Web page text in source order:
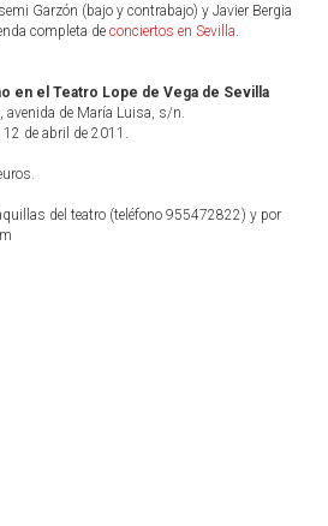
Garzón (bajo y contrabajo) y Javier Bergia
completa de conciertos en Sevilla.
en el Teatro Lope de Vega de Sevilla
avenida de María Luisa, s/n.
de abril de 2011.
del teatro (teléfono 955472822) y por